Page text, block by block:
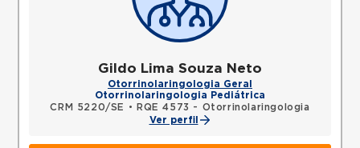
Gildo Lima Souza Neto
Otorrinolaringologia Geral
Otorrinolaringologia Pediátrica
CRM 5220/SE
•
RQE 4573 - Otorrinolaringologia
Ver perfil